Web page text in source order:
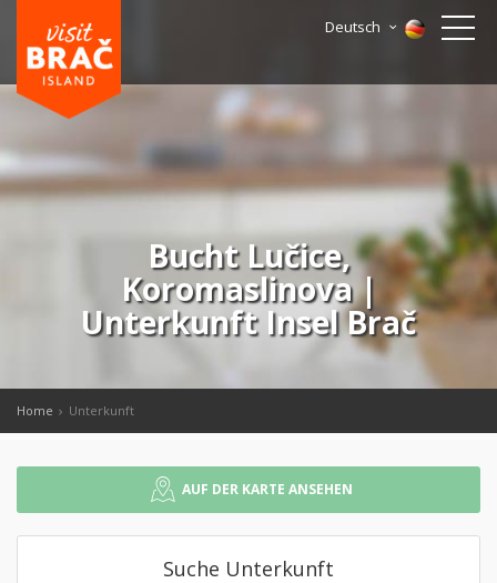
Deutsch
Bucht Lučice,
Koromaslinova |
Unterkunft Insel Brač
Home Unterkunft
AUF DER KARTE ANSEHEN
Suche Unterkunft